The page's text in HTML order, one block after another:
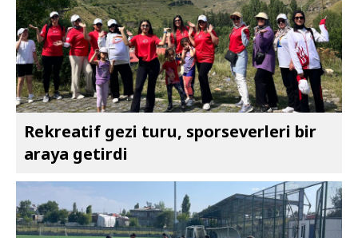
Rekreatif gezi turu, sporseverleri bir
araya getirdi